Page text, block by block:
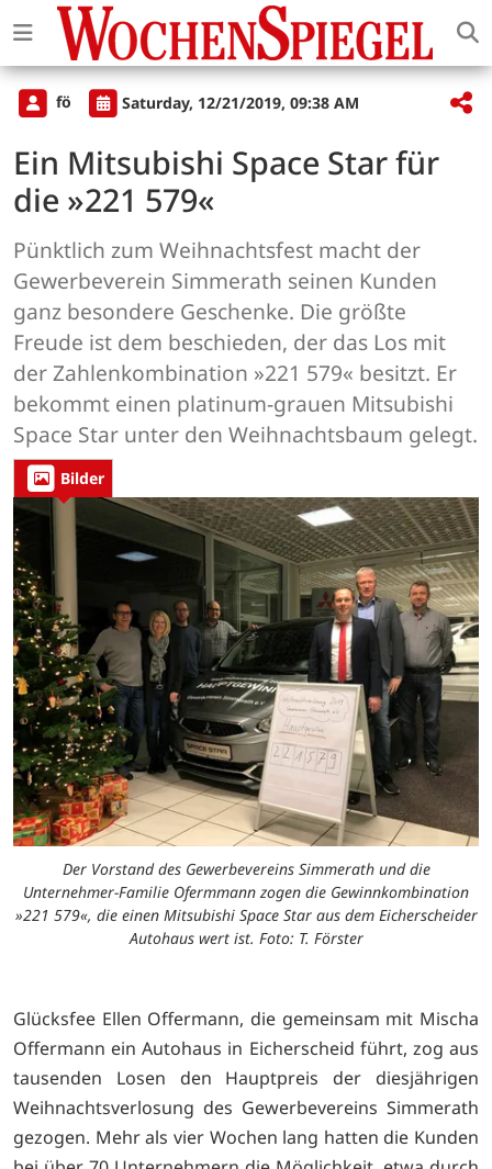
fö Saturday, 12/21/2019, 09:38 AM
Ein Mitsubishi Space Star für
die »221 579«
Pünktlich zum Weihnachtsfest macht der
Gewerbeverein Simmerath seinen Kunden
ganz besondere Geschenke. Die größte
Freude ist dem beschieden, der das Los mit
der Zahlenkombination »221 579« besitzt. Er
bekommt einen platinum-grauen Mitsubishi
Space Star unter den Weihnachtsbaum gelegt.
Bilder
Der Vorstand des Gewerbevereins Simmerath und die
Unternehmer-Familie Ofermmann zogen die Gewinnkombination
»221 579«, die einen Mitsubishi Space Star aus dem Eicherscheider
Autohaus wert ist. Foto: T. Förster
Glücksfee Ellen Offermann, die gemeinsam mit Mischa
Offermann ein Autohaus in Eicherscheid führt, zog aus
tausenden Losen den Hauptpreis der diesjährigen
Weihnachtsverlosung des Gewerbevereins Simmerath
gezogen. Mehr als vier Wochen lang hatten die Kunden